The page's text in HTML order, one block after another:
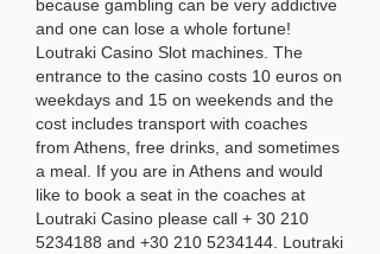
because gambling can be very addictive
and one can lose a whole fortune!
Loutraki Casino Slot machines. The
entrance to the casino costs 10 euros on
weekdays and 15 on weekends and the
cost includes transport with coaches
from Athens, free drinks, and sometimes
a meal. If you are in Athens and would
like to book a seat in the coaches at
Loutraki Casino please call + 30 210
5234188 and +30 210 5234144. Loutraki